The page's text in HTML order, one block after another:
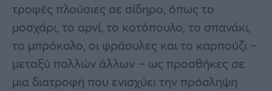
τροφές πλούσιες σε σίδηρο, όπως το
μοσχάρι, το αρνί, το κοτόπουλο, το σπανάκι,
το μπρόκολο, οι φράουλες και το καρπούζι –
μεταξύ πολλών άλλων – ως προσθήκες σε
μια διατροφή που ενισχύει την πρόσληψη